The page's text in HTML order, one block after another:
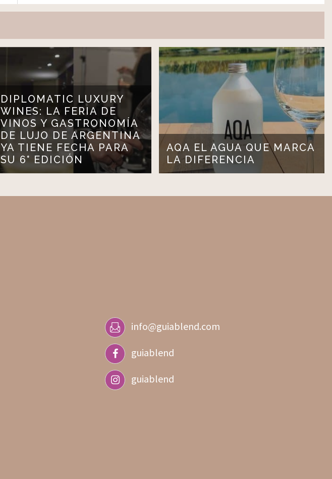
DIPLOMATIC LUXURY
WINES: LA FERIA DE
VINOS Y GASTRONOMÍA
DE LUJO DE ARGENTINA
YA TIENE FECHA PARA
SU 6° EDICIÓN
AQA EL AGUA QUE MARCA
LA DIFERENCIA
info@guiablend.com
guiablend
guiablend